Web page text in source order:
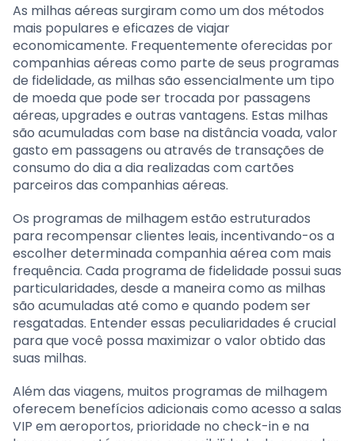
As milhas aéreas surgiram como um dos métodos
mais populares e eficazes de viajar
economicamente. Frequentemente oferecidas por
companhias aéreas como parte de seus programas
de fidelidade, as milhas são essencialmente um tipo
de moeda que pode ser trocada por passagens
aéreas, upgrades e outras vantagens. Estas milhas
são acumuladas com base na distância voada, valor
gasto em passagens ou através de transações de
consumo do dia a dia realizadas com cartões
parceiros das companhias aéreas.
Os programas de milhagem estão estruturados
para recompensar clientes leais, incentivando-os a
escolher determinada companhia aérea com mais
frequência. Cada programa de fidelidade possui suas
particularidades, desde a maneira como as milhas
são acumuladas até como e quando podem ser
resgatadas. Entender essas peculiaridades é crucial
para que você possa maximizar o valor obtido das
suas milhas.
Além das viagens, muitos programas de milhagem
oferecem benefícios adicionais como acesso a salas
VIP em aeroportos, prioridade no check-in e na